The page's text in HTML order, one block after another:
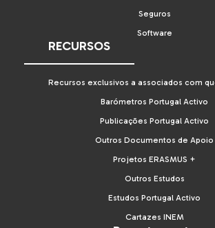
Seguros
Software
RECURSOS
Recursos exclusivos a associados com
Barómetros Portugal Activo
Publicações Portugal Activo
Outros Documentos de Apoio
Projetos ERASMUS +
Outros Estudos
Estudos Portugal Activo
Cartazes INEM